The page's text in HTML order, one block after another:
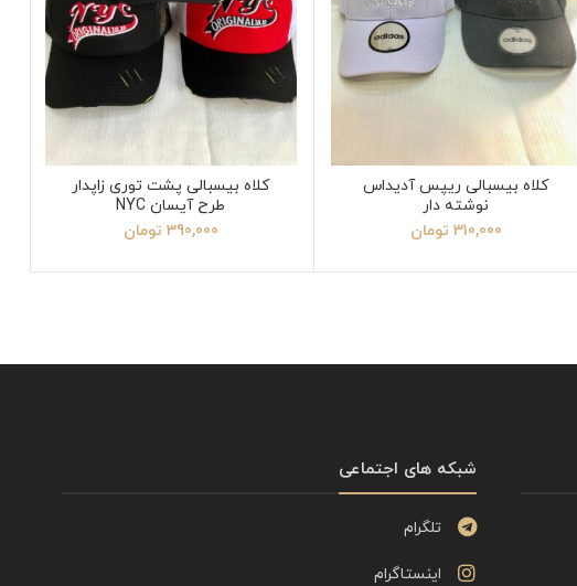
کلاه بیسبالی ریپس آدیداس
نوشته دار
310,000 تومان
کلاه بیسبالی پشت توری زاپدار
طرح آیسان NYC
390,000 تومان
شبکه های اجتماعی
تلگرام
اینستاگرام